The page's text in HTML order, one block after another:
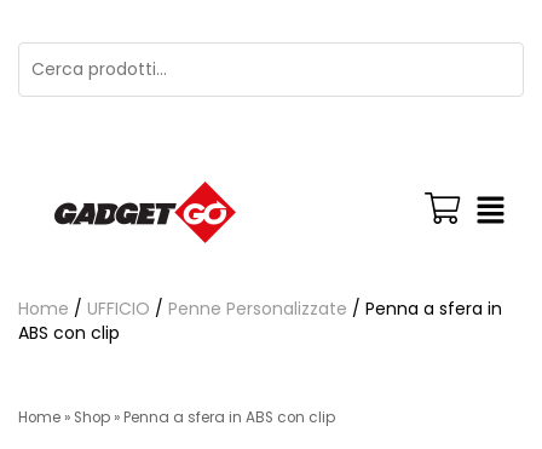
Home / UFFICIO / Penne Personalizzate / Penna a sfera in
ABS con clip
Home » Shop » Penna a sfera in ABS con clip